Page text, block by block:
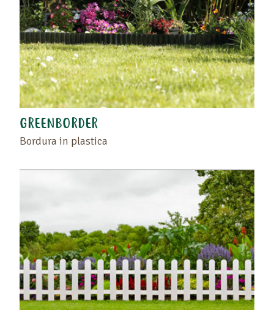
GREENBORDER
Bordura in plastica